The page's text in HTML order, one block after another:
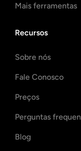
Mais ferramentas
Recursos
Sobre nós
Fale Conosco
Preços
Perguntas
Blog